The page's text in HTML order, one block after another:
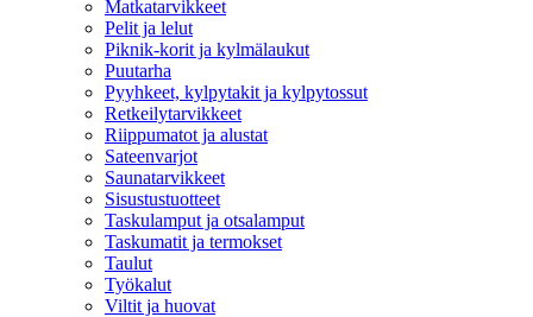
Matkatarvikkeet
Pelit ja lelut
Piknik-korit ja kylmälaukut
Puutarha
Pyyhkeet, kylpytakit ja kylpytossut
Retkeilytarvikkeet
Riippumatot ja alustat
Sateenvarjot
Saunatarvikkeet
Sisustustuotteet
Taskulamput ja otsalamput
Taskumatit ja termokset
Taulut
Työkalut
Viltit ja huovat